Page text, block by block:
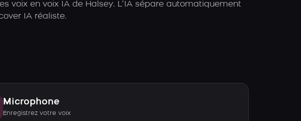
voix en voix IA de Halsey. L’IA sépare automatiquement
IA réaliste.
Microphone
Enregistrez votre voix